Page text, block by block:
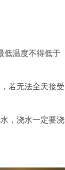
低温度不得低于
若无法全天接受
，浇水一定要浇